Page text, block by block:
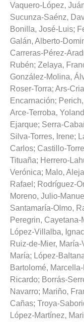
Vaquero-López,
Sucunza-Saénz,
Bonilla, José-Luis;
Galán, Alberto-
Carreras-Pérez-
Rubén; Zelaya,
González-Molina,
Roser-Torra; Ars-
Encarnación;
Arce-Terroba,
Ejarque; Serra-
Silva-Torres, Irene;
Carlos; Castillo-
Tituaña; Herrero-
Verónica; Malo,
Rafael ; Rodríguez-
Moreno, Julio-Manuel
Santamaría-Olmo,
Peregrin, Cayetana-
López-Villalba,
Ruiz-de-Mier, María-
María; López-
Bartolomé,
Ricardo; Borrás-
Navarro; Mariño,
Cañas; Troya-
López-Martínez,